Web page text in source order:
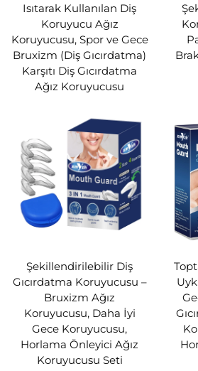
Ağız koruyucularımız zaman
geçen, yumuşak, rahat ve
malzemelerden üretilmiştir.
koruyucunuzu mükemmel
için bir retainer kutusu da
Rahatlık
Bu ultra rahat koruyucu çok
koruyucu, diş beyazlatma
koruyucusu olarak
kolayca uyum sağlar.
Güncellenmiş Diş
Koruyucuları
BPA'sız, Şekillendirilebilir Diş
Koruyucuları
Çok renkli seçenekler
Taze ve gençlik dolu bir
Isıtarak Kullanılan Diş
Koruyucu Ağız
Koruyucusu, Spor ve Gece
Bruxizm (Diş Gıcırdatma)
Karşıtı Diş Gıcırdatma
Ağız Koruyucusu
Şekillendirilebilir Diş
Gıcırdatma Koruyucusu –
Bruxizm Ağız
Koruyucusu, Daha İyi
Gece Koruyucusu,
Horlama Önleyici Ağız
Koruyucusu Seti